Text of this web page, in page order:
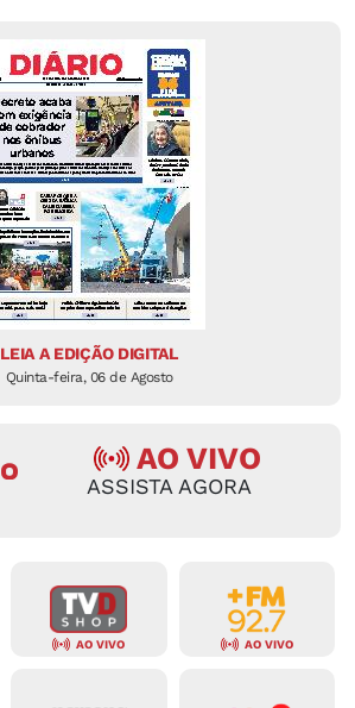
LEIA A EDIÇÃO DIGITAL
Quinta-feira, 06 de Agosto
AO VIVO
ASSISTA AGORA
AO VIVO AO VIVO